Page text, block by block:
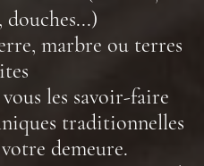
marbre ou terres
les savoir-faire
traditionnelles
demeure.